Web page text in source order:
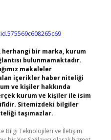
bir marka, kurum
bulunmamaktadır.
makaleler
içerikler haber niteliği
ve kişiler hakkında
kurum ve kişiler ile isim
Sitemizdeki bilgiler
taşımazlar.
Bilgi Teknolojileri ve İletişim